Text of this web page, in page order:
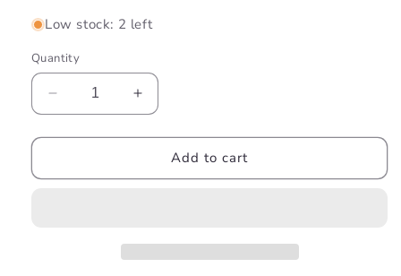
Low stock: 2 left
Quantity
Decrease
quantity
for
LIGHT
Increase
quantity
for
LYNN
LIGHT
Add to cart